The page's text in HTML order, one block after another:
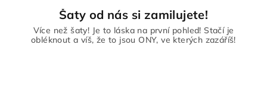
Šaty od nás si zamilujete!
Více než šaty! Je to láska na první pohled! Stačí je
obléknout a víš, že to jsou ONY, ve kterých zazáříš!